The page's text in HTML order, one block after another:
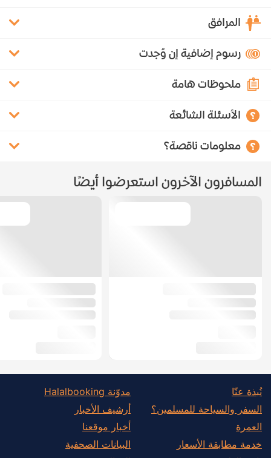
المرافق
رسوم إضافية إن وُجدت
ملحوظات هامة
الأسئلة الشائعة
معلومات ناقصة؟
المسافرون الآخرون استعرضوا أيضًا
نُبذة عنّا
السفر والسياحة للمسلمين؟
العمرة
خدمة مطابقة الأسعار
مدوّنة Halalbooking
أرشيف الأخبار
أخبار موقعنا
البيانات الصحفية